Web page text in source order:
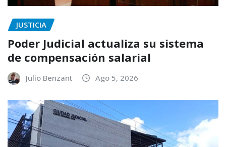
JUSTICIA
Poder Judicial actualiza su sistema
de compensación salarial
Julio Benzant Ago 5, 2026